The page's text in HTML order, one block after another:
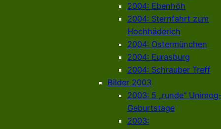
2004: Ebenhöh
2004: Sternfahrt zum
Hochhäderich
2004: Ostermünchen
2004: Eurasburg
2004: Schrauber Treff
Bilder 2003
2003: 5 „runde“
Geburtstage
2003: